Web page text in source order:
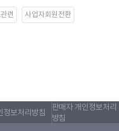
련 사업자회원전환
정보처리방침
판매자 개인정보처리
방침